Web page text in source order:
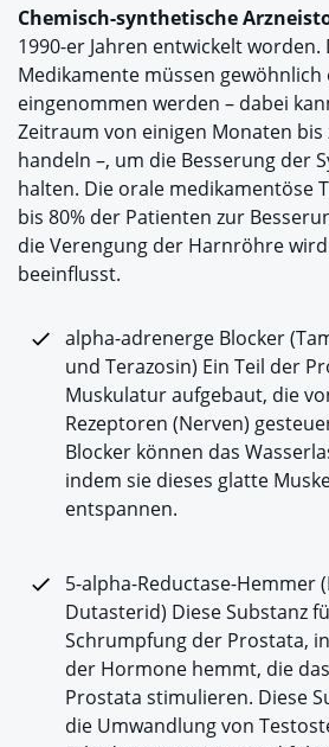
Chemisch-synthetische
1990-er Jahren entwickelt
Medikamente müssen gewöhnlich
eingenommen werden – dabei
Zeitraum von einigen Monaten bis
handeln –, um die Besserung der
halten. Die orale medikamentöse
bis 80% der Patienten zur
die Verengung der Harnröhre
beeinflusst.
alpha-adrenerge Blocker
und Terazosin) Ein Teil der
Muskulatur aufgebaut, die
Rezeptoren (Nerven)
Blocker können das
indem sie dieses glatte
entspannen.
5-alpha-Reductase-Hemmer
Dutasterid) Diese Substanz
Schrumpfung der Prostata,
der Hormone hemmt, die
Prostata stimulieren. Diese
die Umwandlung von